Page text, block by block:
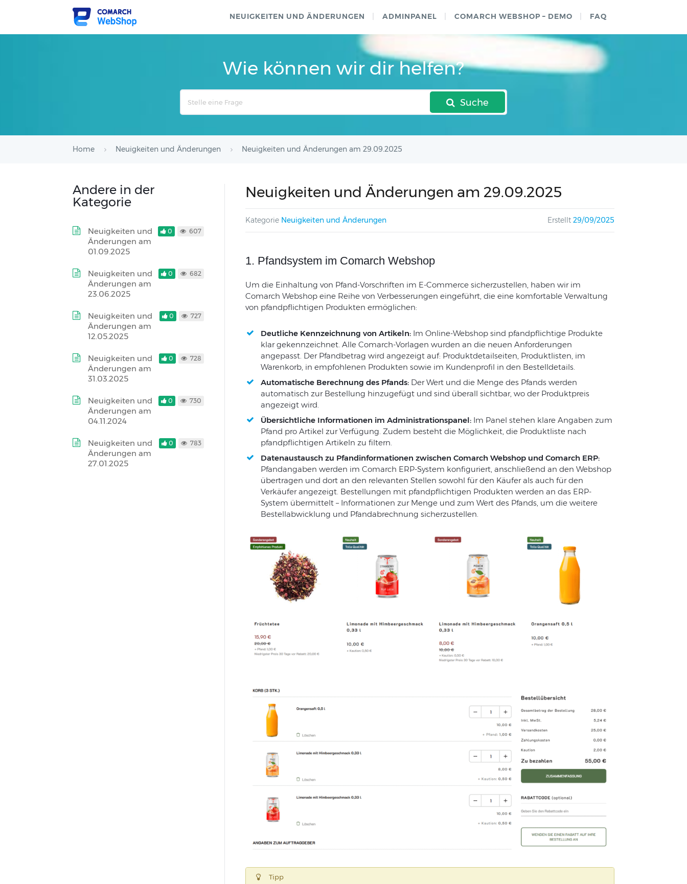
NEUIGKEITEN UND ÄNDERUNGEN ADMINPANEL COMARCH WEBSHOP – DEMO FAQ
Wie können wir dir helfen?
Suche
Home Neuigkeiten und Änderungen Neuigkeiten und Änderungen am 29.09.2025
Neuigkeiten und Änderungen am 29.09.2025
Kategorie Neuigkeiten und Änderungen Erstellt 29/09/2025
1. Pfandsystem im Comarch Webshop
Um die Einhaltung von Pfand-Vorschriften im E-Commerce sicherzustellen, haben wir im
Comarch Webshop eine Reihe von Verbesserungen eingeführt, die eine komfortable Verwaltung
von pfandpflichtigen Produkten ermöglichen:
Deutliche Kennzeichnung von Artikeln:Im Online-Webshop sind pfandpflichtige Produkte
klar gekennzeichnet. Alle Comarch-Vorlagen wurden an die neuen Anforderungen
angepasst. Der Pfandbetrag wird angezeigt auf: Produktdetailseiten, Produktlisten, im
Warenkorb, in empfohlenen Produkten sowie im Kundenprofil in den Bestelldetails.
Automatische Berechnung des Pfands:Der Wert und die Menge des Pfands werden
automatisch zur Bestellung hinzugefügt und sind überall sichtbar, wo der Produktpreis
angezeigt wird.
Übersichtliche Informationen im Administrationspanel:Im Panel stehen klare Angaben zum
Pfand pro Artikel zur Verfügung. Zudem besteht die Möglichkeit, die Produktliste nach
pfandpflichtigen Artikeln zu filtern.
Datenaustausch zu Pfandinformationen zwischen Comarch Webshop und Comarch ERP:
Pfandangaben werden im Comarch ERP-System konfiguriert, anschließend an den Webshop
übertragen und dort an den relevanten Stellen sowohl für den Käufer als auch für den
Verkäufer angezeigt. Bestellungen mit pfandpflichtigen Produkten werden an das ERP-
System übermittelt – Informationen zur Menge und zum Wert des Pfands, um die weitere
Bestellabwicklung und Pfandabrechnung sicherzustellen.
Tipp
Andere in der
Kategorie
Neuigkeiten und
Änderungen am
01.09.2025
0 607
Neuigkeiten und
Änderungen am
23.06.2025
0 682
Neuigkeiten und
Änderungen am
12.05.2025
0 727
Neuigkeiten und
Änderungen am
31.03.2025
0 728
Neuigkeiten und
Änderungen am
04.11.2024
0 730
Neuigkeiten und
Änderungen am
27.01.2025
0 783